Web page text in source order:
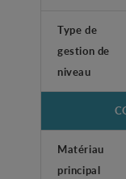
Type de
gestion de
niveau
Matériau
principal